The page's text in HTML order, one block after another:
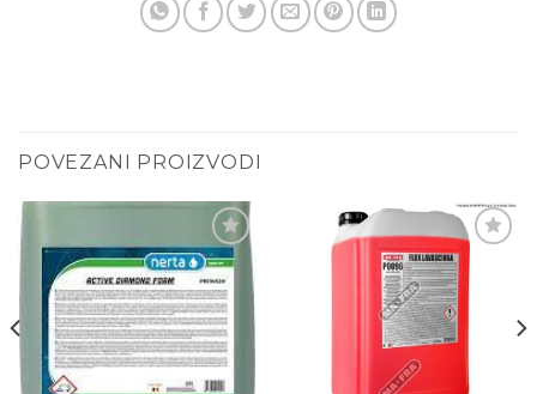
POVEZANI PROIZVODI
Add to
wishlist
Add to
wishlist